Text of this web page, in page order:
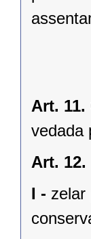
Art. 11.
vedada
Art. 12.
I - zelar